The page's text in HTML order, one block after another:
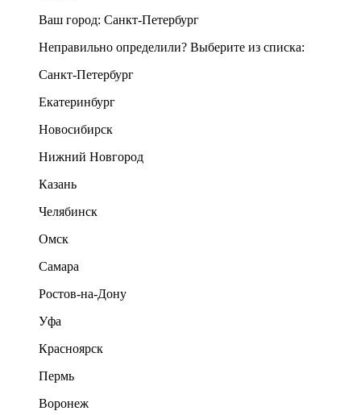
Ваш город: Санкт-Петербург
Неправильно определили? Выберите из списка:
Санкт-Петербург
Екатеринбург
Новосибирск
Нижний Новгород
Казань
Челябинск
Омск
Самара
Ростов-на-Дону
Уфа
Красноярск
Пермь
Воронеж